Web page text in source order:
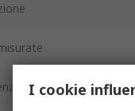
di campionamento
I cookie